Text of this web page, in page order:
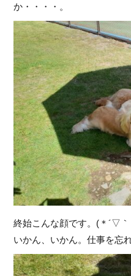
か・・・・。
終始こんな顔です。(＊´▽｀
いかん、いかん。仕事を忘